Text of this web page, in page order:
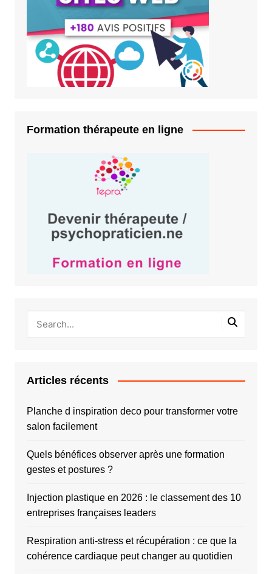
Formation thérapeute en ligne
Articles récents
Planche d inspiration deco pour transformer votre
salon facilement
Quels bénéfices observer après une formation
gestes et postures ?
Injection plastique en 2026 : le classement des 10
entreprises françaises leaders
Respiration anti-stress et récupération : ce que la
cohérence cardiaque peut changer au quotidien